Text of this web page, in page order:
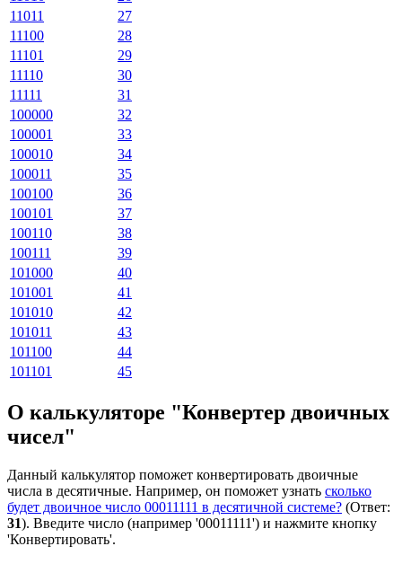
11011
27
11100
28
11101
29
11110
30
11111
31
100000
32
100001
33
100010
34
100011
35
100100
36
100101
37
100110
38
100111
39
101000
40
101001
41
101010
42
101011
43
101100
44
101101
45
О калькуляторе "Конвертер двоичных
чисел"
Данный калькулятор поможет конвертировать двоичные
числа в десятичные. Например, он поможет узнать сколько
будет двоичное число 00011111 в десятичной системе? (Ответ:
31). Введите число (например '00011111') и нажмите кнопку
'Конвертировать'.